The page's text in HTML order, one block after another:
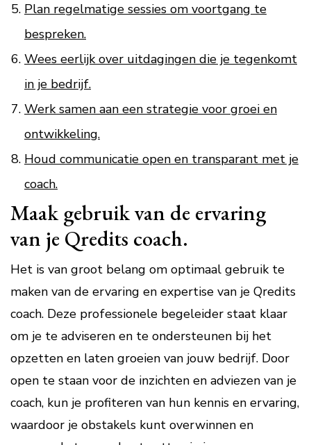
Plan regelmatige sessies om voortgang te
bespreken.
Wees eerlijk over uitdagingen die je tegenkomt
in je bedrijf.
Werk samen aan een strategie voor groei en
ontwikkeling.
Houd communicatie open en transparant met je
coach.
Maak gebruik van de ervaring
van je Qredits coach.
Het is van groot belang om optimaal gebruik te
maken van de ervaring en expertise van je Qredits
coach. Deze professionele begeleider staat klaar
om je te adviseren en te ondersteunen bij het
opzetten en laten groeien van jouw bedrijf. Door
open te staan voor de inzichten en adviezen van je
coach, kun je profiteren van hun kennis en ervaring,
waardoor je obstakels kunt overwinnen en